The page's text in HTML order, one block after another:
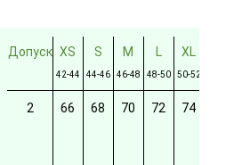
Допуск XS
42-44
S
44-46
M
46-48
L
48-50
XL
50-52
2 66 68 70 72 74